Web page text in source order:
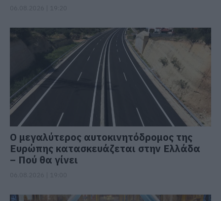
Ο μεγαλύτερος αυτοκινητόδρομος της
Ευρώπης κατασκευάζεται στην Ελλάδα
– Πού θα γίνει